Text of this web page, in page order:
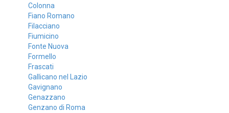
Colonna
Fiano Romano
Filacciano
Fiumicino
Fonte Nuova
Formello
Frascati
Gallicano nel Lazio
Gavignano
Genazzano
Genzano di Roma